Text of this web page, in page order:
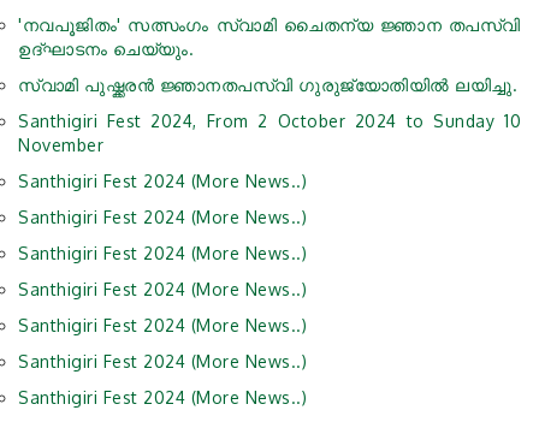
'നവപൂജിതം' സത്സംഗം സ്വാമി ചൈതന്യ ജ്ഞാന തപസ്വി
ഉദ്ഘാടനം ചെയ്യും.
സ്വാമി പുഷ്ക്കരൻ ജ്ഞാനതപസ്വി ഗുരുജ്യോതിയില്‍ ലയിച്ചു.
Santhigiri Fest 2024, From 2 October 2024 to Sunday 10
November
Santhigiri Fest 2024 (More News..)
Santhigiri Fest 2024 (More News..)
Santhigiri Fest 2024 (More News..)
Santhigiri Fest 2024 (More News..)
Santhigiri Fest 2024 (More News..)
Santhigiri Fest 2024 (More News..)
Santhigiri Fest 2024 (More News..)